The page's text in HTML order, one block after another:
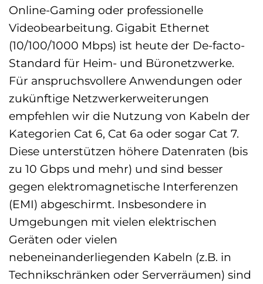
Online-Gaming oder professionelle
Videobearbeitung. Gigabit Ethernet
(10/100/1000 Mbps) ist heute der De-facto-
Standard für Heim- und Büronetzwerke.
Für anspruchsvollere Anwendungen oder
zukünftige Netzwerkerweiterungen
empfehlen wir die Nutzung von Kabeln der
Kategorien Cat 6, Cat 6a oder sogar Cat 7.
Diese unterstützen höhere Datenraten (bis
zu 10 Gbps und mehr) und sind besser
gegen elektromagnetische Interferenzen
(EMI) abgeschirmt. Insbesondere in
Umgebungen mit vielen elektrischen
Geräten oder vielen
nebeneinanderliegenden Kabeln (z.B. in
Technikschränken oder Serverräumen) sind